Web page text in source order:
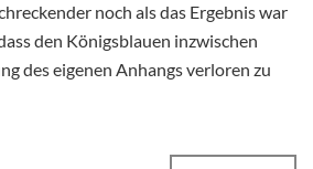
noch als das Ergebnis war
den Königsblauen inzwischen
des eigenen Anhangs verloren zu